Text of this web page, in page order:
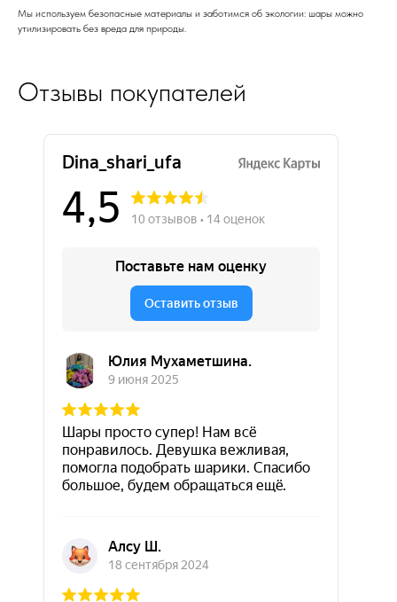
Мы используем безопасные материалы и заботимся об экологии: шары можно
утилизировать без вреда для природы.
Отзывы покупателей